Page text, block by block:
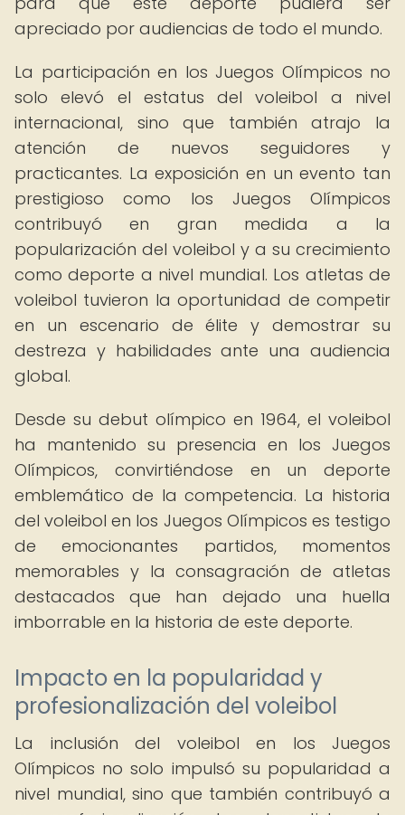
apreciado por audiencias de todo el mundo.
La participación en los Juegos Olímpicos no
solo elevó el estatus del voleibol a nivel
internacional, sino que también atrajo la
atención de nuevos seguidores y
practicantes. La exposición en un evento tan
prestigioso como los Juegos Olímpicos
contribuyó en gran medida a la
popularización del voleibol y a su crecimiento
como deporte a nivel mundial. Los atletas de
voleibol tuvieron la oportunidad de competir
en un escenario de élite y demostrar su
destreza y habilidades ante una audiencia
global.
Desde su debut olímpico en 1964, el voleibol
ha mantenido su presencia en los Juegos
Olímpicos, convirtiéndose en un deporte
emblemático de la competencia. La historia
del voleibol en los Juegos Olímpicos es testigo
de emocionantes partidos, momentos
memorables y la consagración de atletas
destacados que han dejado una huella
imborrable en la historia de este deporte.
Impacto en la popularidad y
profesionalización del voleibol
La inclusión del voleibol en los Juegos
Olímpicos no solo impulsó su popularidad a
nivel mundial, sino que también contribuyó a